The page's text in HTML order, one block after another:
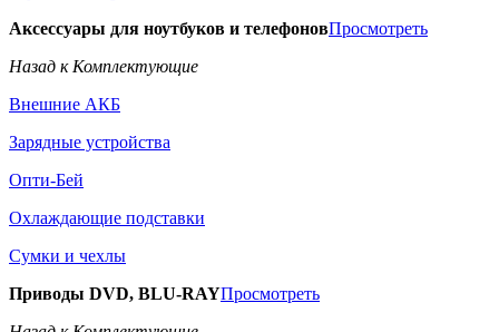
Аксессуары для ноутбуков и телефоновПросмотреть
Назад к Комплектующие
Внешние АКБ
Зарядные устройства
Опти-Бей
Охлаждающие подставки
Сумки и чехлы
Приводы DVD, BLU-RAYПросмотреть